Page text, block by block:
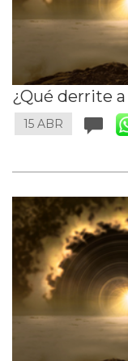
¿Qué derrite
15 ABR